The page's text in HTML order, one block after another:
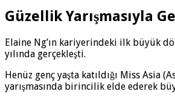
Güzellik Yarışmasıyla
Elaine Ng’ın kariyerindeki ilk büyük
yılında gerçekleşti.
Henüz genç yaşta katıldığı Miss Asia
yarışmasında birincilik elde ederek